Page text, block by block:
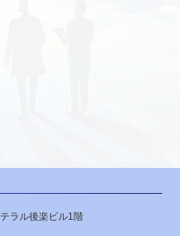
テラル後楽ビル1階